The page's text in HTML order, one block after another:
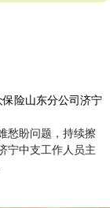
险山东分公司济宁
愁盼问题，持续擦
宁中支工作人员主